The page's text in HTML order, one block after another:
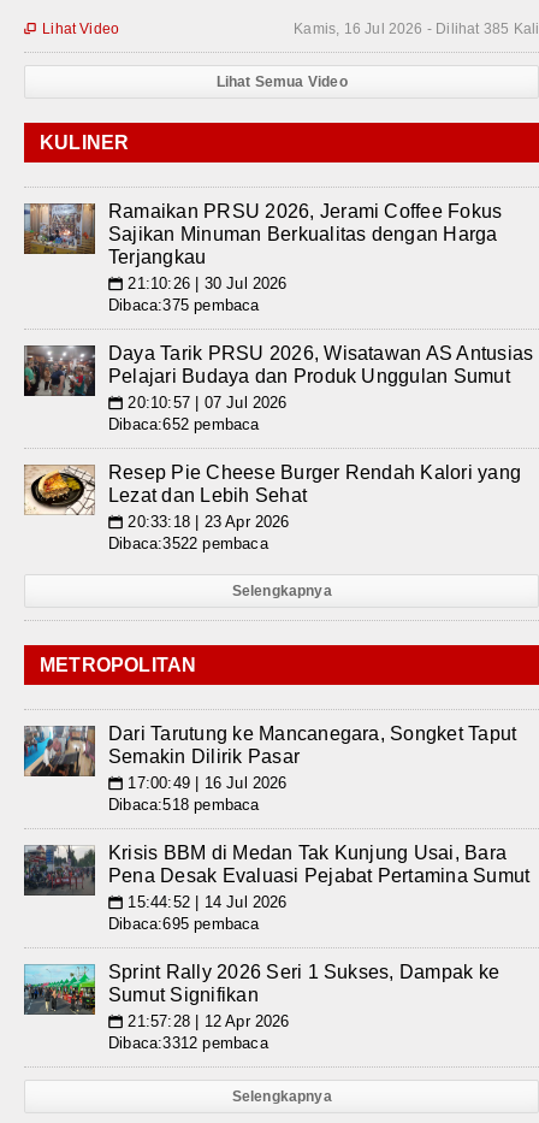
Kamis, 16 Jul 2026 - Dilihat 385 Kali
 Lihat Video
Lihat Semua Video
KULINER
Ramaikan PRSU 2026, Jerami Coffee Fokus
Sajikan Minuman Berkualitas dengan Harga
Terjangkau
📅 21:10:26 | 30 Jul 2026
Dibaca:375 pembaca
Daya Tarik PRSU 2026, Wisatawan AS Antusias
Pelajari Budaya dan Produk Unggulan Sumut
📅 20:10:57 | 07 Jul 2026
Dibaca:652 pembaca
Resep Pie Cheese Burger Rendah Kalori yang
Lezat dan Lebih Sehat
📅 20:33:18 | 23 Apr 2026
Dibaca:3522 pembaca
Selengkapnya
METROPOLITAN
Dari Tarutung ke Mancanegara, Songket Taput
Semakin Dilirik Pasar
📅 17:00:49 | 16 Jul 2026
Dibaca:518 pembaca
Krisis BBM di Medan Tak Kunjung Usai, Bara
Pena Desak Evaluasi Pejabat Pertamina Sumut
📅 15:44:52 | 14 Jul 2026
Dibaca:695 pembaca
Sprint Rally 2026 Seri 1 Sukses, Dampak ke
Sumut Signifikan
📅 21:57:28 | 12 Apr 2026
Dibaca:3312 pembaca
Selengkapnya